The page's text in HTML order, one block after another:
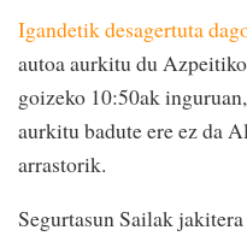
Igandetik desagertuta
autoa aurkitu du
goizeko 10:50ak
aurkitu badute ere ez da
arrastorik.
Segurtasun Sailak